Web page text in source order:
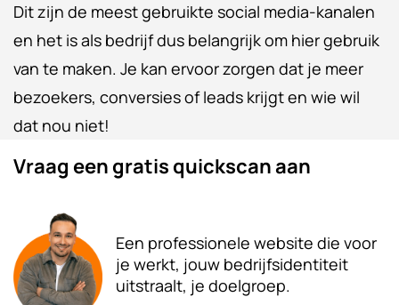
Dit zijn de meest gebruikte social media-kanalen
en het is als bedrijf dus belangrijk om hier gebruik
van te maken. Je kan ervoor zorgen dat je meer
bezoekers, conversies of leads krijgt en wie wil
dat nou niet!
Vraag een gratis quickscan aan
Een professionele website die voor
je werkt, jouw bedrijfsidentiteit
uitstraalt, je doelgroep.